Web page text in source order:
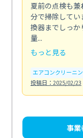
夏前の点検も
分で掃除して
換器までしっ
量...
もっと見る
エアコンクリーニ
投稿日：2025/02/23
事業